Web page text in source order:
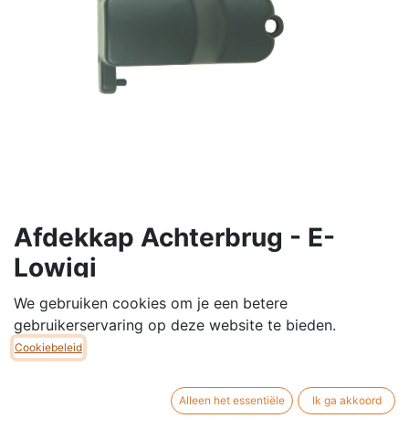
Afdekkap Achterbrug - E-
Lowigi
verkocht per stuk
€10,00
We gebruiken cookies om je een betere
gebruikerservaring op deze website te bieden.
Cookiebeleid
Alleen het essentiële Ik ga akkoord